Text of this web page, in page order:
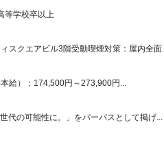
等学校卒以上
スクエアビル3階受動喫煙対策：屋内全面...
給）：174,500円～273,900円...
の可能性に。」をパーパスとして掲げ...